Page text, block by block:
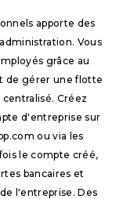
apporte des
Vous
grâce au
de gérer une flotte
Créez
d'entreprise sur
ou via les
le compte créé,
bancaires et
l'entreprise. Des